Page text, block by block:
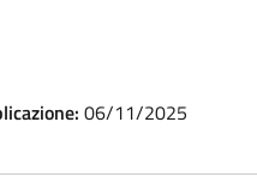
06/11/2025